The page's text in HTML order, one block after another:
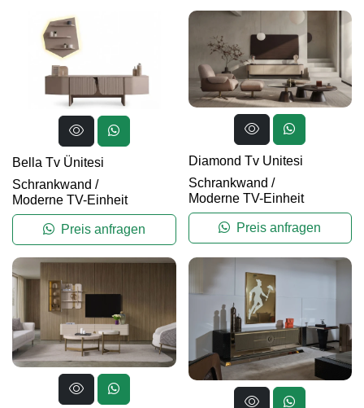
Bella Tv Ünitesi
Schrankwand /
Moderne TV-Einheit
Preis anfragen
Diamond Tv Unitesi
Schrankwand /
Moderne TV-Einheit
Preis anfragen